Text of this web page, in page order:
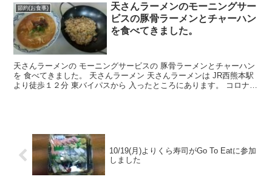
節約(お食事)
天さんラーメンのモーニングサー
ビスの豚骨ラーメンとチャーハン
を食べてきました。
天さんラーメンの モーニングサービスの 豚骨ラーメンとチャーハン
を 食べてきました。 天さんラーメン 天さんラーメンは JR西熊本駅
より徒歩１２分 東バイパスから 入ったところにあります。 コロナに
10/19(月)よりくら寿司がGo To Eatに参加
しました